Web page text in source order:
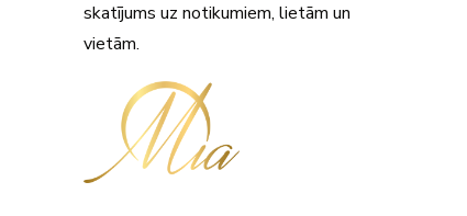
skatījums uz notikumiem, lietām un
vietām.